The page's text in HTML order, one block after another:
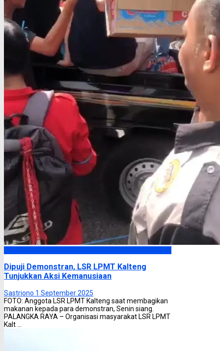
Dipuji Demonstran, LSR LPMT Kalteng
Tunjukkan Aksi Kemanusiaan
Sastriono 1 September 2025
FOTO: Anggota LSR LPMT Kalteng saat membagikan
makanan kepada para demonstran, Senin siang.
PALANGKA RAYA – Organisasi masyarakat LSR LPMT
Kalt ...